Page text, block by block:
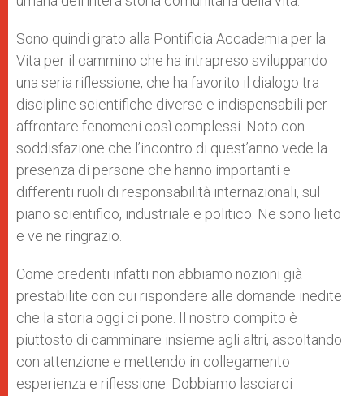
Sono quindi grato alla Pontificia Accademia per la
Vita per il cammino che ha intrapreso sviluppando
una seria riflessione, che ha favorito il dialogo tra
discipline scientifiche diverse e indispensabili per
affrontare fenomeni così complessi. Noto con
soddisfazione che l’incontro di quest’anno vede la
presenza di persone che hanno importanti e
differenti ruoli di responsabilità internazionali, sul
piano scientifico, industriale e politico. Ne sono lieto
e ve ne ringrazio.
Come credenti infatti non abbiamo nozioni già
prestabilite con cui rispondere alle domande inedite
che la storia oggi ci pone. Il nostro compito è
piuttosto di camminare insieme agli altri, ascoltando
con attenzione e mettendo in collegamento
esperienza e riflessione. Dobbiamo lasciarci